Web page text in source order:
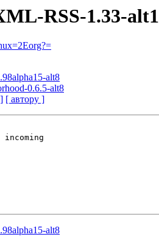
RSS-1.33-alt1
alt8
0.6.5-alt8
[ автору ]
incoming
alt8